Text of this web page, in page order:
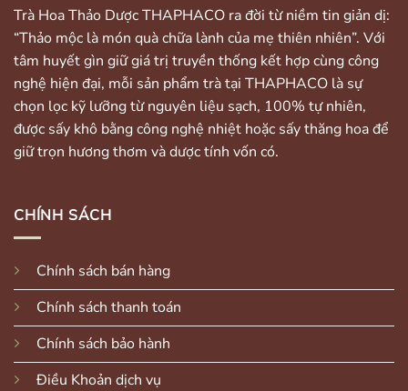
Trà Hoa Thảo Dược THAPHACO ra đời từ niềm tin giản dị:
“Thảo mộc là món quà chữa lành của mẹ thiên nhiên”. Với
tâm huyết gìn giữ giá trị truyền thống kết hợp cùng công
nghệ hiện đại, mỗi sản phẩm trà tại THAPHACO là sự
chọn lọc kỹ lưỡng từ nguyên liệu sạch, 100% tự nhiên,
được sấy khô bằng công nghệ nhiệt hoặc sấy thăng hoa để
giữ trọn hương thơm và dược tính vốn có.
CHÍNH SÁCH
Chính sách bán hàng
Chính sách thanh toán
Chính sách bảo hành
Điều Khoản dịch vụ